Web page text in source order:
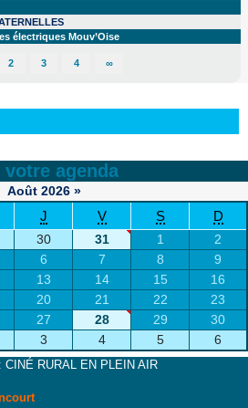
électriques Mouv’Oise
2 3 4 ∞
votre agenda
Août 2026 »
J V S D
30 31 1
2
6 7 8
9
13 14 15
16
20 21 22
23
27 28 29
30
3 4 5 6
: CINÉ RURAL EN PLEIN AIR